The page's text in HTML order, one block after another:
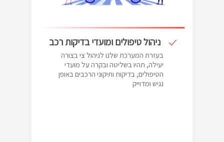
ניהול טיפולים ומועדי בדיקות רכב
בעזרת המערכת שלנו לניהול צי בצורה
יעילה, תהיו בשליטה ובקרה על מועדי
הטיפולים, בדיקות ותיקוני הרכבים באופן
נגיש ומדוייק